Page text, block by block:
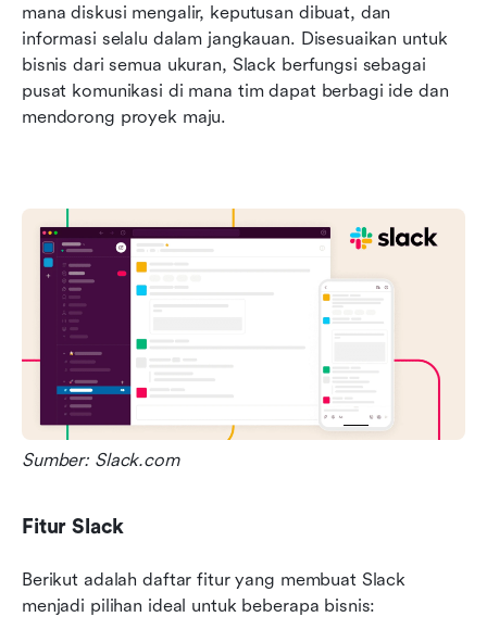
mana diskusi mengalir, keputusan dibuat, dan
informasi selalu dalam jangkauan. Disesuaikan untuk
bisnis dari semua ukuran, Slack berfungsi sebagai
pusat komunikasi di mana tim dapat berbagi ide dan
mendorong proyek maju.
Sumber: Slack.com
Fitur Slack
Berikut adalah daftar fitur yang membuat Slack
menjadi pilihan ideal untuk beberapa bisnis: